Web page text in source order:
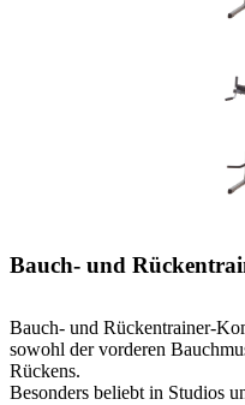
Bauch- und
Bauch- und Rückentrainer-
sowohl der vorderen
Rückens.
Besonders beliebt in Studios